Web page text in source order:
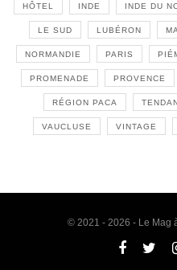
HÔTEL INDE INDE DU
LE SUD LUBÉRON
NORMANDIE PARIS
PROMENADE PROVENCE
RÉGION PACA
VAUCLUSE VINTAGE
© 2021 - 2026 - Le Mag